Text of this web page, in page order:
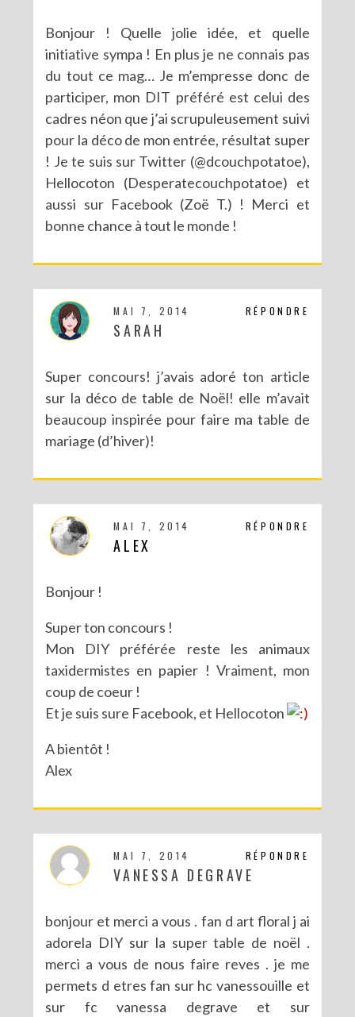
Bonjour ! Quelle jolie idée, et quelle
initiative sympa ! En plus je ne connais pas
du tout ce mag… Je m’empresse donc de
participer, mon DIT préféré est celui des
cadres néon que j’ai scrupuleusement suivi
pour la déco de mon entrée, résultat super
! Je te suis sur Twitter (@dcouchpotatoe),
Hellocoton (Desperatecouchpotatoe) et
aussi sur Facebook (Zoë T.) ! Merci et
bonne chance à tout le monde !
RÉPONDRE
MAI 7, 2014
SARAH
Super concours! j’avais adoré ton article
sur la déco de table de Noël! elle m’avait
beaucoup inspirée pour faire ma table de
mariage (d’hiver)!
RÉPONDRE
MAI 7, 2014
ALEX
Bonjour !
Super ton concours !
Mon DIY préférée reste les animaux
taxidermistes en papier ! Vraiment, mon
coup de coeur !
Et je suis sure Facebook, et Hellocoton
A bientôt !
Alex
RÉPONDRE
MAI 7, 2014
VANESSA DEGRAVE
bonjour et merci a vous . fan d art floral j ai
adorela DIY sur la super table de noël .
merci a vous de nous faire reves . je me
permets d etres fan sur hc vanessouille et
sur fc vanessa degrave et sur